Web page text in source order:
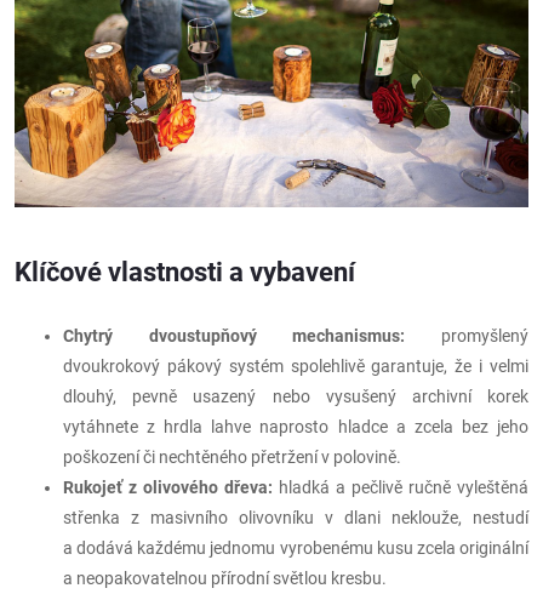
Klíčové vlastnosti a vybavení
Chytrý dvoustupňový mechanismus: promyšlený
dvoukrokový pákový systém spolehlivě garantuje, že i velmi
dlouhý, pevně usazený nebo vysušený archivní korek
vytáhnete z hrdla lahve naprosto hladce a zcela bez jeho
poškození či nechtěného přetržení v polovině.
Rukojeť z olivového dřeva: hladká a pečlivě ručně vyleštěná
střenka z masivního olivovníku v dlani neklouže, nestudí
a dodává každému jednomu vyrobenému kusu zcela originální
a neopakovatelnou přírodní světlou kresbu.